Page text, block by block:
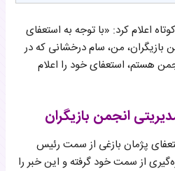
اعلام کرد: «با توجه به استعفای
بازیگران، من، سام درخشانی که در
هستم، استعفای خود را اعلام
انجمن بازیگران
پژمان بازغی از سمت رئیس
از سمت خود گرفته و این خبر را